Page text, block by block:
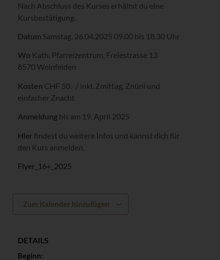
Nach Abschluss des Kurses erhältst du eine
Kursbestätigung.
Datum Samstag, 26.04.2025 09.00 bis 18.30 Uhr
Wo Kath. Pfarreizentrum, Freiestrasse 13
8570 Weinfelden
Kosten CHF 50.- / inkl. Zmittag, Znüni und
einfacher Znacht
Anmeldung bis am 19. April 2025
Hierfindest du weitere Infos und kannst dich für
den Kurs anmelden.
Flyer_16+_2025
Zum Kalender hinzufügen
DETAILS
Beginn: